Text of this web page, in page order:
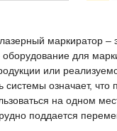
маркиратор –
для
или
системы означает, что
на одном
поддается